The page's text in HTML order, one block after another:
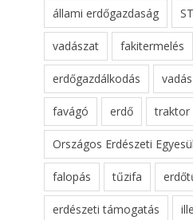
állami erdőgazdaság
vadászat fakitermelés
erdőgazdálkodás
favágó erdő traktor
Országos Erdészeti
falopás tűzifa
erdészeti támogatás